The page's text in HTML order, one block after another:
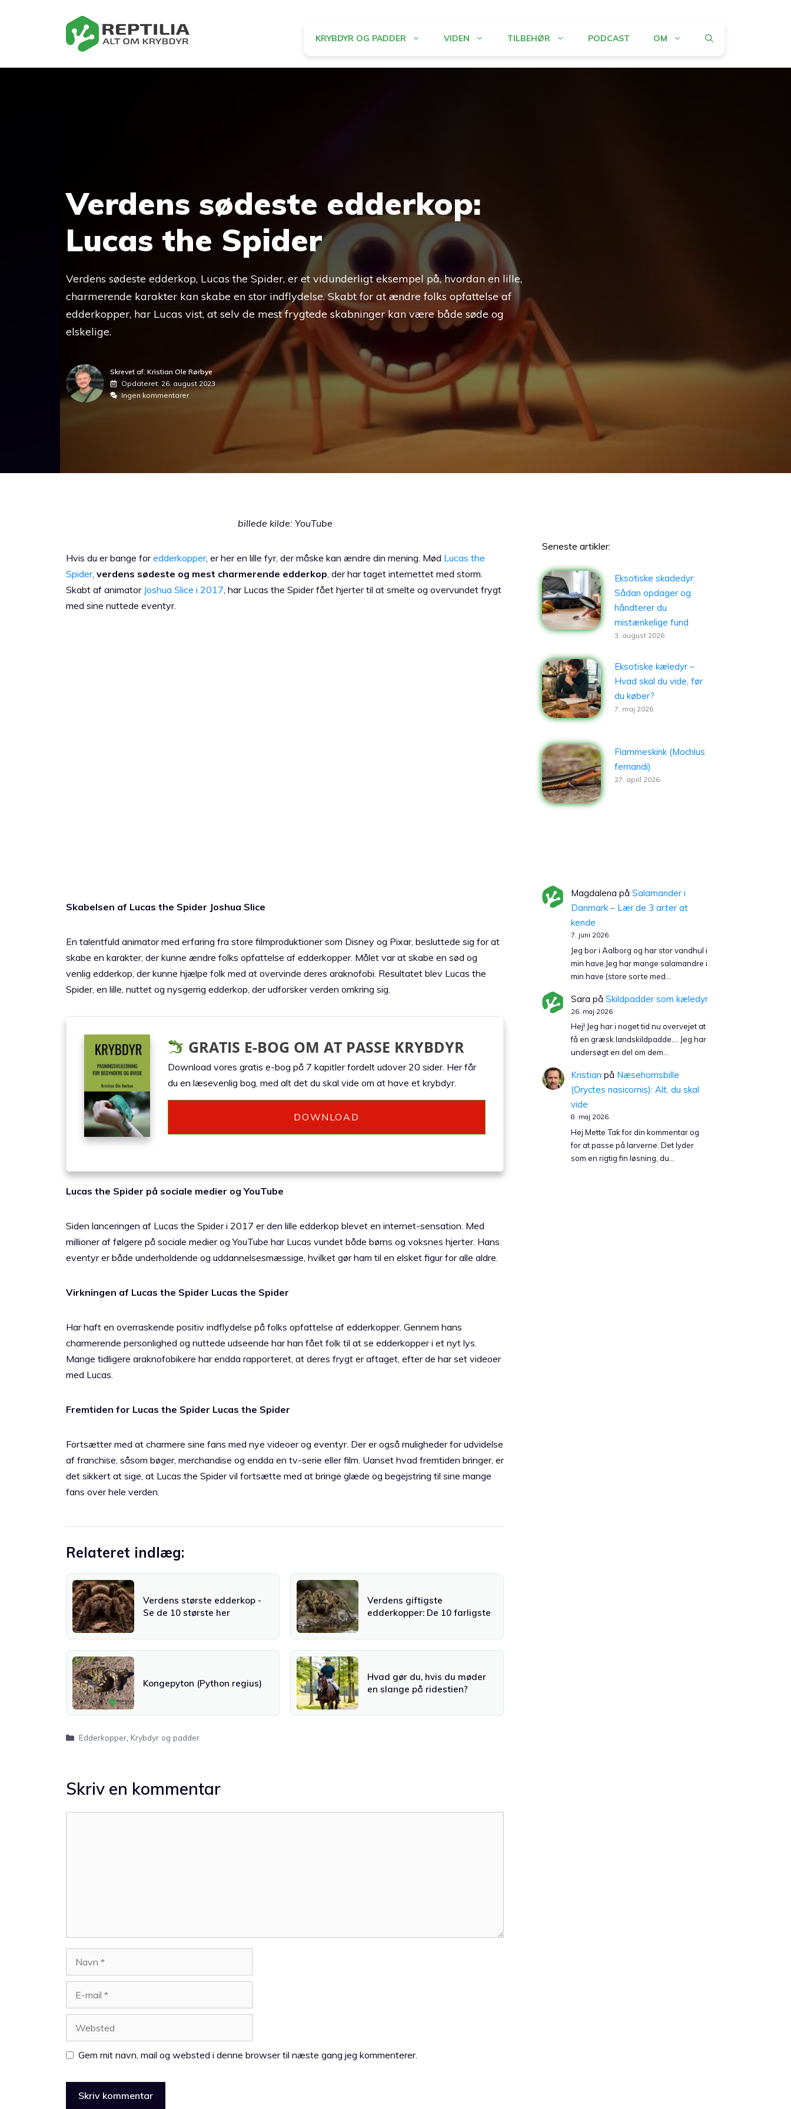
KRYBDYR OG PADDER VIDEN TILBEHØR PODCAST OM
Verdens sødeste edderkop:
Lucas the Spider
Verdens sødeste edderkop, Lucas the Spider, er et vidunderligt eksempel på, hvordan en lille,
charmerende karakter kan skabe en stor indflydelse. Skabt for at ændre folks opfattelse af
edderkopper, har Lucas vist, at selv de mest frygtede skabninger kan være både søde og
elskelige.
Skrevet af: Kristian Ole Rørbye
Opdateret: 26. august 2023
Ingen kommentarer
billede kilde: YouTube
Hvis du er bange foredderkopper, er her en lille fyr, der måske kan ændre din mening. Mød Lucas the
Spider, verdens sødeste og mest charmerende edderkop, der har taget internettet med storm.
Skabt af animator Joshua Slice i 2017, har Lucas the Spider fået hjerter til at smelte og overvundet frygt
med sine nuttede eventyr.
Skabelsen af Lucas the Spider Joshua Slice
En talentfuld animator med erfaring fra store filmproduktioner som Disney og Pixar, besluttede sig for at
skabe en karakter, der kunne ændre folks opfattelse af edderkopper. Målet var at skabe en sød og
venlig edderkop, der kunne hjælpe folk med at overvinde deres araknofobi. Resultatet blev Lucas the
Spider, en lille, nuttet og nysgerrig edderkop, der udforsker verden omkring sig.
GRATIS E-BOG OM AT PASSE KRYBDYR
Download vores gratis e-bog på 7 kapitler fordelt udover 20 sider. Her får
du en læsevenlig bog, med alt det du skal vide om at have et krybdyr.
DOWNLOAD
Lucas the Spider på sociale medier og YouTube
Siden lanceringen af Lucas the Spider i 2017 er den lille edderkop blevet en internet-sensation. Med
millioner af følgere på sociale medier og YouTube har Lucas vundet både børns og voksnes hjerter. Hans
eventyr er både underholdende og uddannelsesmæssige, hvilket gør ham til en elsket figur for alle aldre.
Virkningen af Lucas the Spider Lucas the Spider
Har haft en overraskende positiv indflydelse på folks opfattelse af edderkopper. Gennem hans
charmerende personlighed og nuttede udseende har han fået folk til at se edderkopper i et nyt lys.
Mange tidligere araknofobikere har endda rapporteret, at deres frygt er aftaget, efter de har set videoer
med Lucas.
Fremtiden for Lucas the Spider Lucas the Spider
Fortsætter med at charmere sine fans med nye videoer og eventyr. Der er også muligheder for udvidelse
af franchise, såsom bøger, merchandise og endda en tv-serie eller film. Uanset hvad fremtiden bringer, er
det sikkert at sige, at Lucas the Spider vil fortsætte med at bringe glæde og begejstring til sine mange
fans over hele verden.
Relateret indlæg:
Verdens største edderkop -
Se de 10 største her
Verdens giftigste
edderkopper: De 10 farligste
Kongepyton (Python regius)
Hvad gør du, hvis du møder
en slange på ridestien?
Kategorier
Edderkopper, Krybdyr og padder
Skriv en kommentar
Gem mit navn, mail og websted i denne browser til næste gang jeg kommenterer.
Seneste artikler:
Eksotiske skadedyr:
Sådan opdager og
håndterer du
mistænkelige fund
3. august 2026
Eksotiske kæledyr –
Hvad skal du vide, før
du køber?
7. maj 2026
Flammeskink (Mochlus
fernandi)
27. april 2026
Magdalena på Salamander i
Danmark – Lær de 3 arter at
kende
7. juni 2026
Jeg bor i Aalborg og har stor vandhul i
min have.Jeg har mange salamandre i
min have (store sorte med…
Sara på Skildpadder som kæledyr
26. maj 2026
Hej! Jeg har i noget tid nu overvejet at
få en græsk landskildpadde…. Jeg har
undersøgt en del om dem…
Kristian på Næsehornsbille
(Oryctes nasicornis): Alt, du skal
vide
8. maj 2026
Hej Mette Tak for din kommentar og
for at passe på larverne. Det lyder
som en rigtig fin løsning, du…